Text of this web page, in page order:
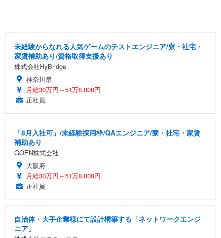
未経験からなれる人気ゲームのテストエンジニア/寮・社宅・
家賃補助あり/資格取得支援あり
株式会社HyBridge
神奈川県
月給30万円～51万8,000円
正社員
「8月入社可」/未経験採用枠/QAエンジニア/寮・社宅・家賃
補助あり
GOEN株式会社
大阪府
月給30万円～51万8,000円
正社員
自治体・大手企業様にて設計構築する「ネットワークエンジ
ニア」